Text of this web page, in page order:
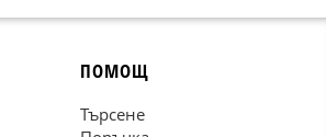
ПОМОЩ
Търсене